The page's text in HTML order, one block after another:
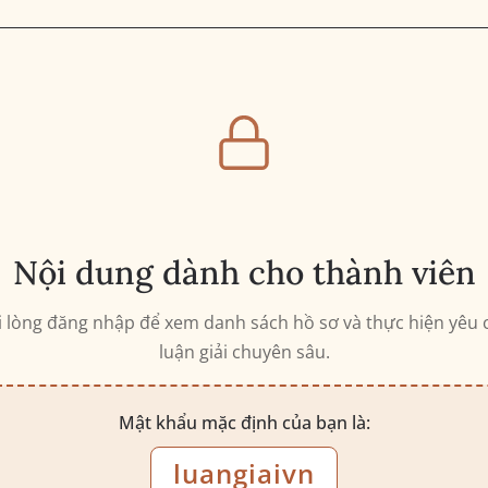
Nội dung dành cho thành viên
lòng đăng nhập để xem danh sách hồ sơ và thực hiện yêu
luận giải chuyên sâu.
Mật khẩu mặc định của bạn là:
luangiaivn